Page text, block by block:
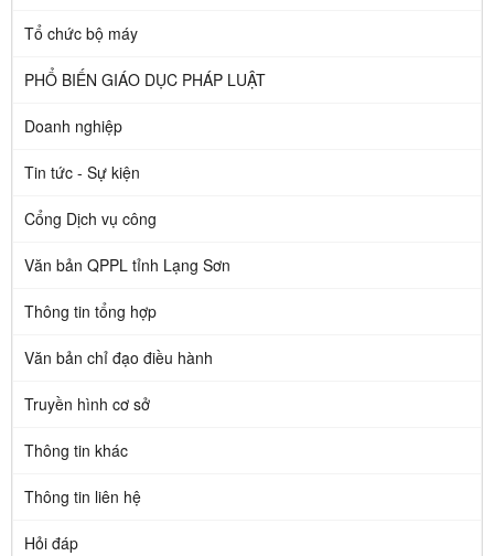
Tổ chức bộ máy
PHỔ BIẾN GIÁO DỤC PHÁP LUẬT
Doanh nghiệp
Tin tức - Sự kiện
Cổng Dịch vụ công
Văn bản QPPL tỉnh Lạng Sơn
Thông tin tổng hợp
Văn bản chỉ đạo điều hành
Truyền hình cơ sở
Thông tin khác
Thông tin liên hệ
Hỏi đáp